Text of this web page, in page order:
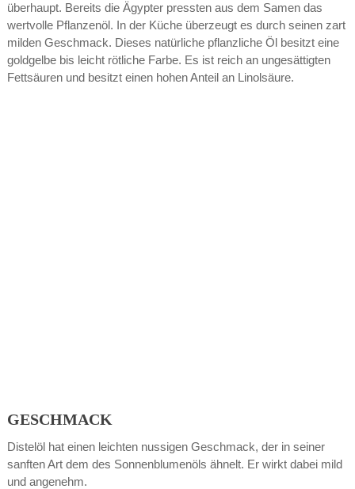
überhaupt. Bereits die Ägypter pressten aus dem Samen das
wertvolle Pflanzenöl. In der Küche überzeugt es durch seinen zart
milden Geschmack. Dieses natürliche pflanzliche Öl besitzt eine
goldgelbe bis leicht rötliche Farbe. Es ist reich an ungesättigten
Fettsäuren und besitzt einen hohen Anteil an Linolsäure.
GESCHMACK
Distelöl hat einen leichten nussigen Geschmack, der in seiner
sanften Art dem des Sonnenblumenöls ähnelt. Er wirkt dabei mild
und angenehm.